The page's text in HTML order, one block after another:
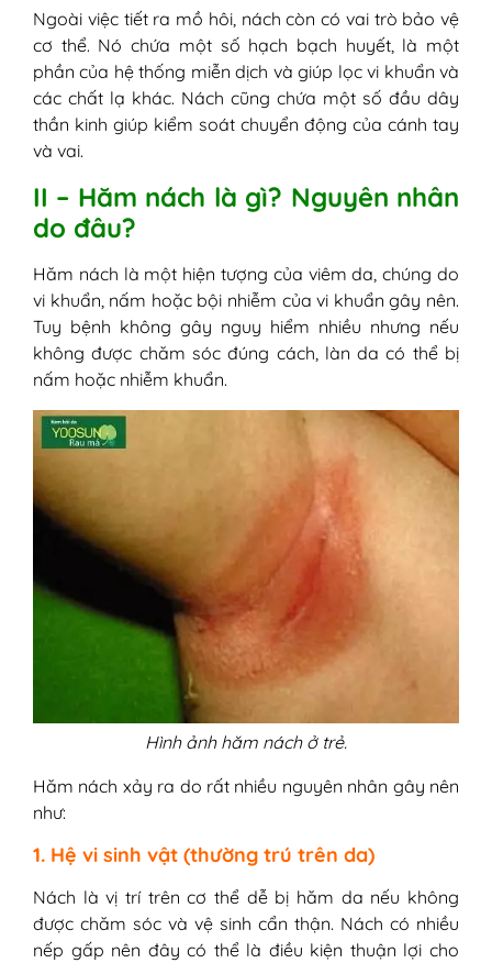
1. Dùng lá trầu không
2. Trị hăm nách bằng cây mã đề
3. Trị hăm nách ở trẻ sơ sinh bằng lá
chè xanh
4. Dùng mướp đắng chữa hăm nách
người lớn bằng Yoosun rau má
V - Cách phòng tránh hăm nách
thoáng
2. Vệ sinh vùng nách sạch sẽ cho con
hàng ngày
3. Hạn chế sử dụng phấn rôm hoặc
các sản phẩm có tính tẩy rửa mạnh
4. Chú ý chế độ ăn của trẻ
Ngoài việc tiết ra mồ hôi, nách còn có vai trò bảo vệ
cơ thể. Nó chứa một số hạch bạch huyết, là một
phần của hệ thống miễn dịch và giúp lọc vi khuẩn và
các chất lạ khác. Nách cũng chứa một số đầu dây
thần kinh giúp kiểm soát chuyển động của cánh tay
và vai.
II – Hăm nách là gì? Nguyên nhân
do đâu?
Hăm nách là một hiện tượng của viêm da, chúng do
vi khuẩn, nấm hoặc bội nhiễm của vi khuẩn gây nên.
Tuy bệnh không gây nguy hiểm nhiều nhưng nếu
không được chăm sóc đúng cách, làn da có thể bị
nấm hoặc nhiễm khuẩn.
Hình ảnh hăm nách ở trẻ.
Hăm nách xảy ra do rất nhiều nguyên nhân gây nên
như:
1. Hệ vi sinh vật (thường trú trên da)
Nách là vị trí trên cơ thể dễ bị hăm da nếu không
được chăm sóc và vệ sinh cẩn thận. Nách có nhiều
nếp gấp nên đây có thể là điều kiện thuận lợi cho